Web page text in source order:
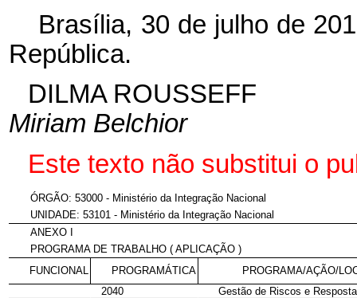
Brasília, 30 de julho de
República.
DILMA ROUSSEFF
Miriam Belchior
Este texto não substitui o
ÓRGÃO: 53000 - Ministério da Integração Nacional
UNIDADE: 53101 - Ministério da Integração Nacional
ANEXO I
PROGRAMA DE TRABALHO ( APLICAÇÃO )
FUNCIONAL
PROGRAMÁTICA
PROGRAMA/AÇÃO/
2040
Gestão de Riscos e